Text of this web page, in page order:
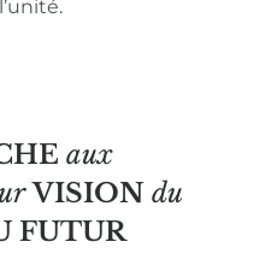
aux
VISION du
FUTUR